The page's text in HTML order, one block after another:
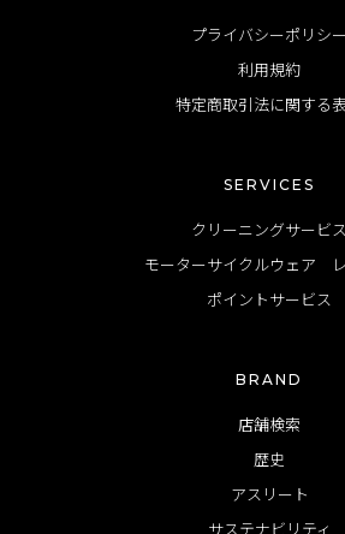
プライバシーポリシー
利用規約
特定商取引法に関する
SERVICES
クリーニングサービス
モーターサイクルウェア
ポイントサービス
BRAND
店舗検索
歴史
アスリート
サステナビリティ